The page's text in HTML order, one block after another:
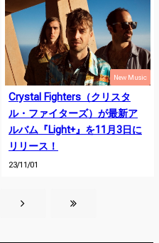
New Music
Crystal Fighters（クリスタ
ル・ファイターズ）が最新ア
ルバム『Light+』を11月3日に
リリース！
23/11/01